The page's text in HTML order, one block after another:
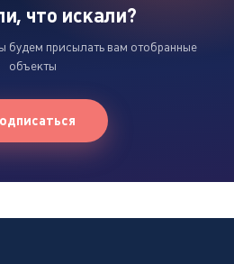
что искали?
будем присылать вам отобранные
объекты